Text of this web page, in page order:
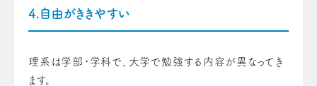
4.自由がききやすい
理系は学部・学科で、大学で勉強する内容が異なってき
ます。